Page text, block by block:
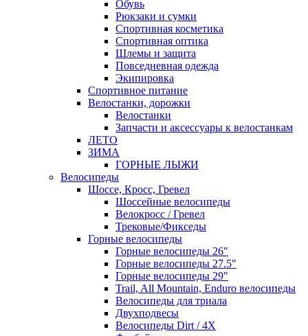
Обувь
Рюкзаки и сумки
Спортивная косметика
Спортивная оптика
Шлемы и защита
Повседневная одежда
Экипировка
Спортивное питание
Велостанки, дорожки
Велостанки
Запчасти и аксессуары к велостанкам
ЛЕТО
ЗИМА
ГОРНЫЕ ЛЫЖИ
Велосипеды
Шоссе, Кросс, Гревел
Шоссейные велосипеды
Велокросс / Гревел
Трековые/Фикседы
Горные велосипеды
Горные велосипеды 26"
Горные велосипеды 27.5"
Горные велосипеды 29"
Trail, All Mountain, Enduro велосипеды
Велосипеды для триала
Двухподвесы
Велосипеды Dirt / 4X